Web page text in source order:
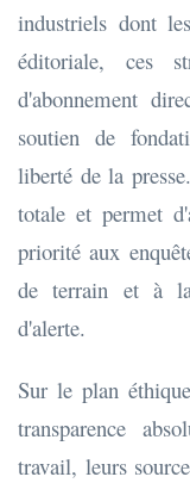
industriels dont
éditoriale, ces
d'abonnement
soutien de
liberté de la
totale et permet
priorité aux
de terrain et à
d'alerte.
Sur le plan
transparence
travail, leurs